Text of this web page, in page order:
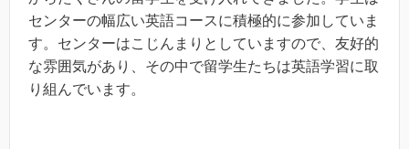
センターの幅広い英語コースに積極的に参加していま
す。センターはこじんまりとしていますので、友好的
な雰囲気があり、その中で留学生たちは英語学習に取
り組んでいます。